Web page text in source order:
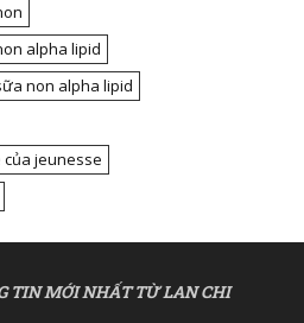
alpha lipid
non alpha lipid
của jeunesse
TIN MỚI NHẤT TỪ LAN CHI